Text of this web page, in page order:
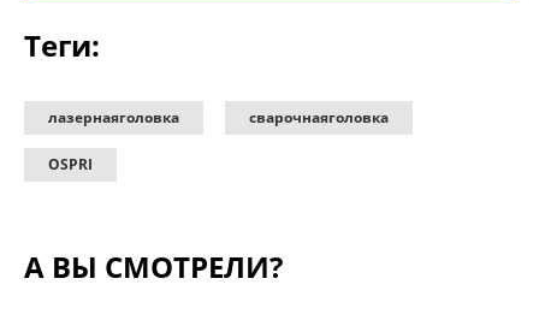
Теги:
лазернаяголовка сварочнаяголовка
OSPRI
А ВЫ СМОТРЕЛИ?